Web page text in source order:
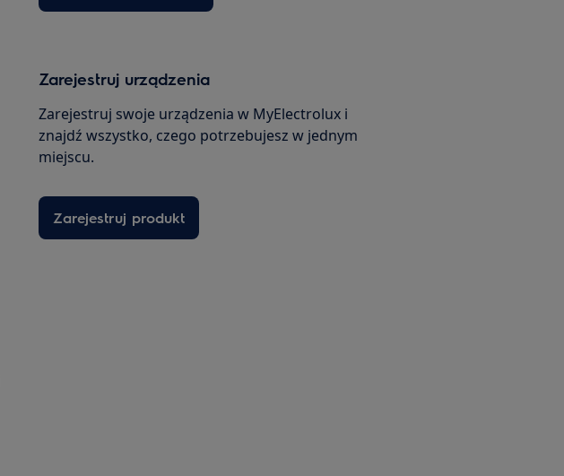
Zarejestruj urządzenia
Zarejestruj swoje urządzenia w MyElectrolux i
znajdź wszystko, czego potrzebujesz w jednym
miejscu.
Zarejestruj produkt